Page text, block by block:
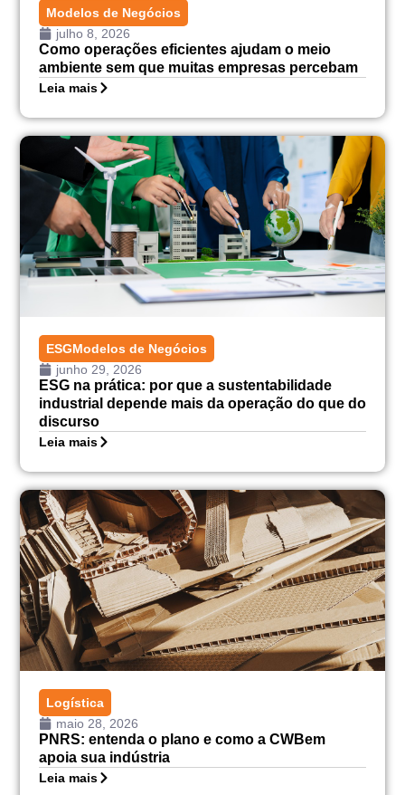
Modelos de Negócios
julho 8, 2026
Como operações eficientes ajudam o meio
ambiente sem que muitas empresas percebam
Leia mais
ESGModelos de Negócios
junho 29, 2026
ESG na prática: por que a sustentabilidade
industrial depende mais da operação do que do
discurso
Leia mais
Logística
maio 28, 2026
PNRS: entenda o plano e como a CWBem
apoia sua indústria
Leia mais